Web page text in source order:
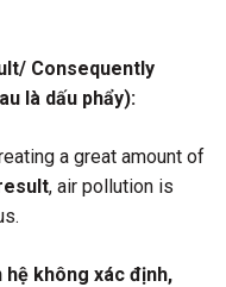
Consequently
là dấu phẩy):
a great amount of
, air pollution is
hệ không xác định,